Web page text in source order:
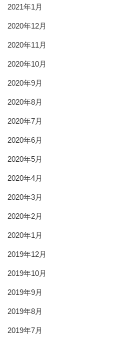
2021年1月
2020年12月
2020年11月
2020年10月
2020年9月
2020年8月
2020年7月
2020年6月
2020年5月
2020年4月
2020年3月
2020年2月
2020年1月
2019年12月
2019年10月
2019年9月
2019年8月
2019年7月